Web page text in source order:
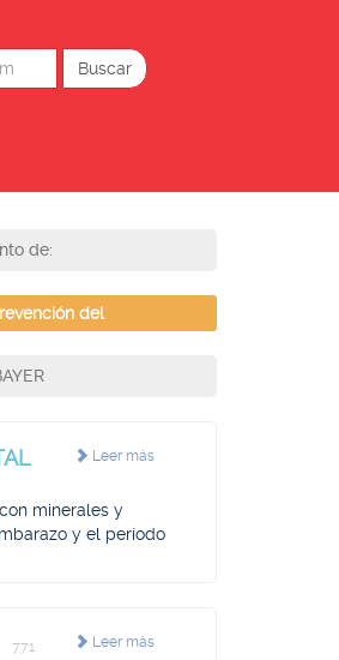
de:
del
Leer más
minerales y
y el período
Leer más
771